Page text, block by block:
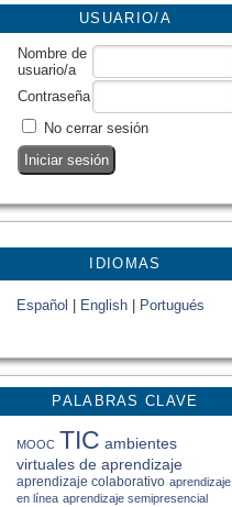
USUARIO/A
Nombre de
usuario/a
Contraseña
No cerrar sesión
IDIOMAS
Español English Portugués
PALABRAS CLAVE
MOOC TIC ambientes
virtuales de aprendizaje
aprendizaje colaborativo aprendizaje
en línea aprendizaje semipresencial